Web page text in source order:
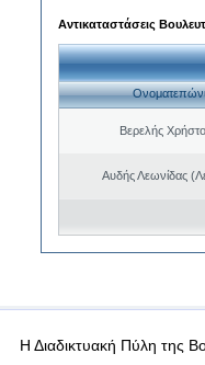
Αντικαταστάσεις
Βερελής
Αυδής Λεωνίδας
χρήσης Προσωπικά δεδομένα
Η Διαδικτυακή Πύλη της